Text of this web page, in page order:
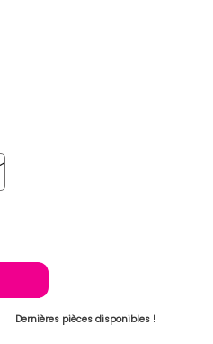
Dernières pièces disponibles !